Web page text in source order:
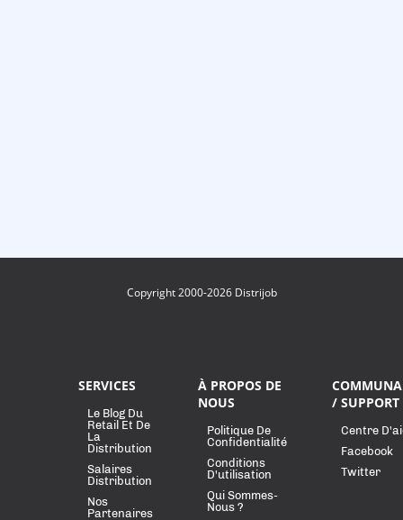
Copyright 2000-2026 Distrijob
SERVICES
Le Blog Du
Retail Et De
La
Distribution
Salaires
Distribution
Nos
Partenaires
À PROPOS DE
NOUS
Politique De
Confidentialité
Conditions
D'utilisation
Qui Sommes-
Nous ?
/ SUPPORT
Centre
Facebook
Twitter